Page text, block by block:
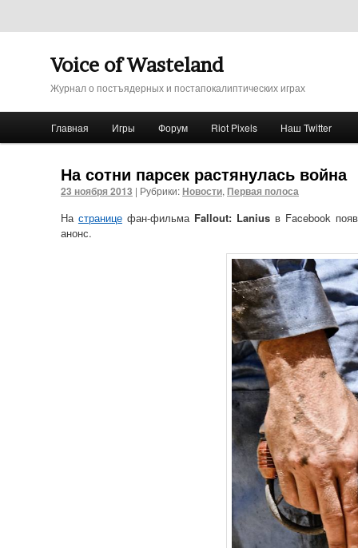
Voice of Wasteland
Журнал о постъядерных и постапокалиптических играх
Перейти к основному содержимому
Перейти к дополнительному содержимому
Главная Игры Форум Riot Pixels Наш Twitter
На сотни парсек растянулась война
23 ноября 2013 | Рубрики:Новости, Первая полоса
На страницефан-фильма Fallout: Laniusв Facebook
анонс.